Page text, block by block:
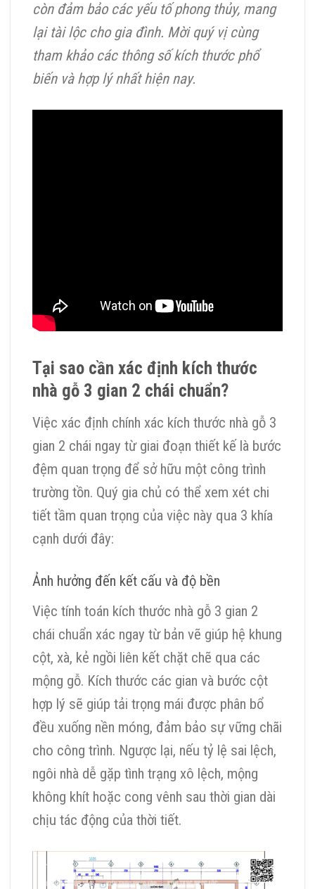
còn đảm bảo các yếu tố phong thủy, mang
lại tài lộc cho gia đình. Mời quý vị cùng
tham khảo các thông số kích thước phổ
biến và hợp lý nhất hiện nay.
Tại sao cần xác định kích thước
nhà gỗ 3 gian 2 chái chuẩn?
Việc xác định chính xác kích thước nhà gỗ 3
gian 2 chái ngay từ giai đoạn thiết kế là bước
đệm quan trọng để sở hữu một công trình
trường tồn. Quý gia chủ có thể xem xét chi
tiết tầm quan trọng của việc này qua 3 khía
cạnh dưới đây:
Ảnh hưởng đến kết cấu và độ bền
Việc tính toán kích thước nhà gỗ 3 gian 2
chái chuẩn xác ngay từ bản vẽ giúp hệ khung
cột, xà, kẻ ngồi liên kết chặt chẽ qua các
mộng gỗ. Kích thước các gian và bước cột
hợp lý sẽ giúp tải trọng mái được phân bổ
đều xuống nền móng, đảm bảo sự vững chãi
cho công trình. Ngược lại, nếu tỷ lệ sai lệch,
ngôi nhà dễ gặp tình trạng xô lệch, mộng
không khít hoặc cong vênh sau thời gian dài
chịu tác động của thời tiết.